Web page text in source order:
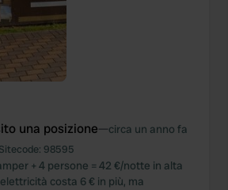
una posizione—circa un anno fa
Sitecode: 98595
+ 4 persone = 42 €/notte in alta
costa 6 € in più, ma